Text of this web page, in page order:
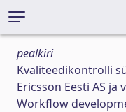
pealkiri
Kvaliteedikontrolli
Ericsson Eesti AS
Workflow